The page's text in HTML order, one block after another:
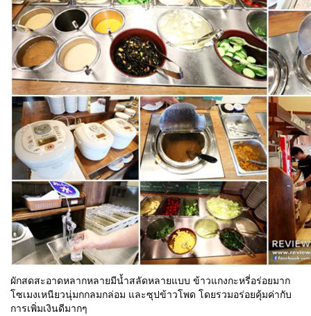
ผักสดสะอาดหลากหลายมีน้ำสลัดหลายแบบ ข้าวแกงกะหรี่อร่อยมาก
โซเมงเหนียวนุ่มกกลมกล่อม และซุปข้าวโพด โดยรวมอร่อยคุ้มค่ากับ
การเพิ่มเงินดีมากๆ